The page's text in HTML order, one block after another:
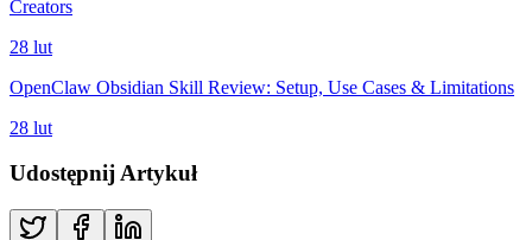
Creators
28 lut
OpenClaw Obsidian Skill Review: Setup, Use Cases & Limitations
28 lut
Udostępnij Artykuł